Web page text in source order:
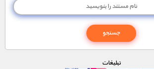
تبليغات